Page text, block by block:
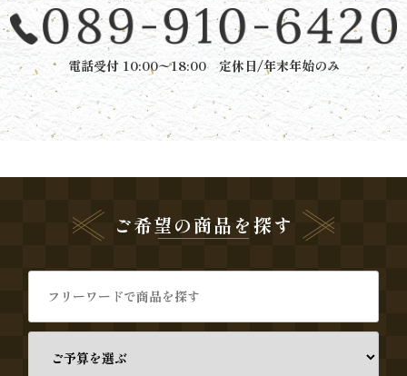
ム》
シ
リ
ー
し
《う
電話受付 10:00〜18:00 定休日/年末年始のみ
ご希望の商品を探す